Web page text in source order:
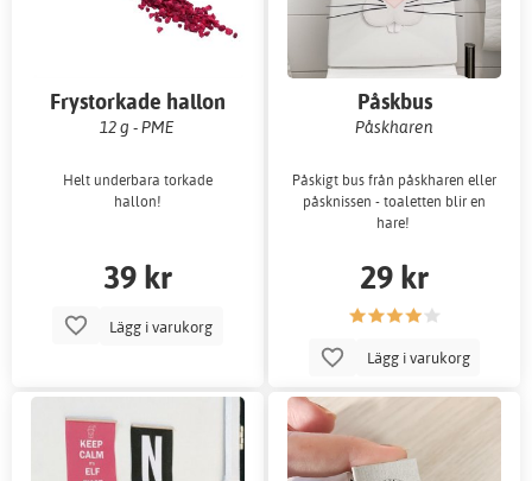
Frystorkade hallon
12 g - PME
Helt underbara torkade
hallon!
39 kr
Lägg i varukorg
Påskbus
Påskharen
Påskigt bus från påskharen eller
påsknissen - toaletten blir en
hare!
29 kr
Lägg i varukorg